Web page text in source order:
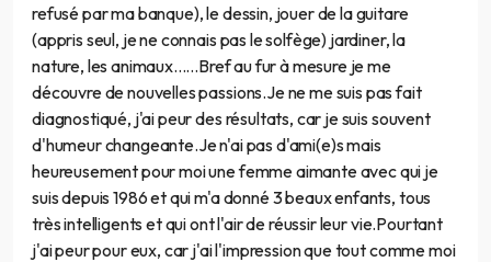
refusé par ma banque), le dessin, jouer de la guitare
(appris seul, je ne connais pas le solfège) jardiner, la
nature, les animaux......Bref au fur à mesure je me
découvre de nouvelles passions.Je ne me suis pas fait
diagnostiqué, j'ai peur des résultats, car je suis souvent
d'humeur changeante.Je n'ai pas d'ami(e)s mais
heureusement pour moi une femme aimante avec qui je
suis depuis 1986 et qui m'a donné 3 beaux enfants, tous
très intelligents et qui ont l'air de réussir leur vie.Pourtant
j'ai peur pour eux, car j'ai l'impression que tout comme moi